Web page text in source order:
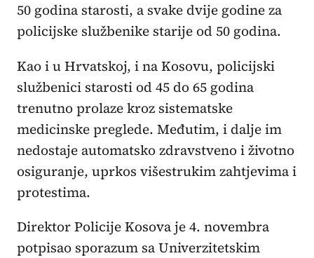
50 godina starosti, a svake dvije godine za
policijske službenike starije od 50 godina.
Kao i u Hrvatskoj, i na Kosovu, policijski
službenici starosti od 45 do 65 godina
trenutno prolaze kroz sistematske
medicinske preglede. Međutim, i dalje im
nedostaje automatsko zdravstveno i životno
osiguranje, uprkos višestrukim zahtjevima i
protestima.
Direktor Policije Kosova je 4. novembra
potpisao sporazum sa Univerzitetskim